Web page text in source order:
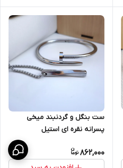
ست بنگل و گردنبند میخی
پسرانه نقره ای استیل
862,000